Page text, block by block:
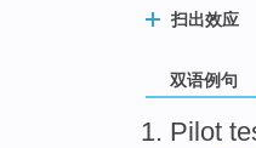
扫出效应
双语例句
Pilot